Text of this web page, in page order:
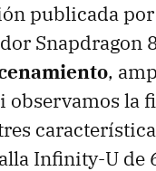
publicada
Snapdragon
,
observamos la
Infinity-U